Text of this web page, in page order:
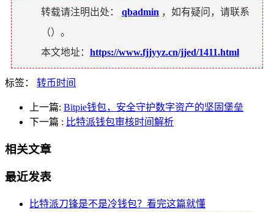
转载请注明出处： qbadmin ，如有疑问，请联系
（）。
本文地址： https://www.fjjyyz.cn/jjed/1411.html
标签： 转币时间
上一篇: Bitpie钱包，安全守护数字资产的坚固堡垒
下一篇 : 比特派钱包审核时间解析
相关文章
最近发表
比特派刀锋是不是冷钱包？看完这篇就懂